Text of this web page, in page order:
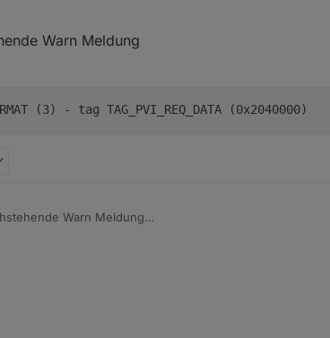
Warn Meldung
(3) - tag TAG_PVI_REQ_DATA (0x2040000)
Warn Meldung